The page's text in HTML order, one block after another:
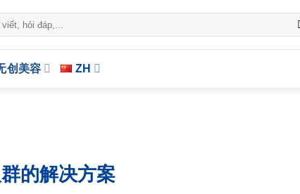
创美容 ZH
的解决方案